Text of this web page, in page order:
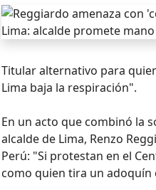
Titular alternativo para
Lima baja la respiración".
En un acto que combinó la
alcalde de Lima, Renzo
Perú: "Si protestan en el
como quien tira un